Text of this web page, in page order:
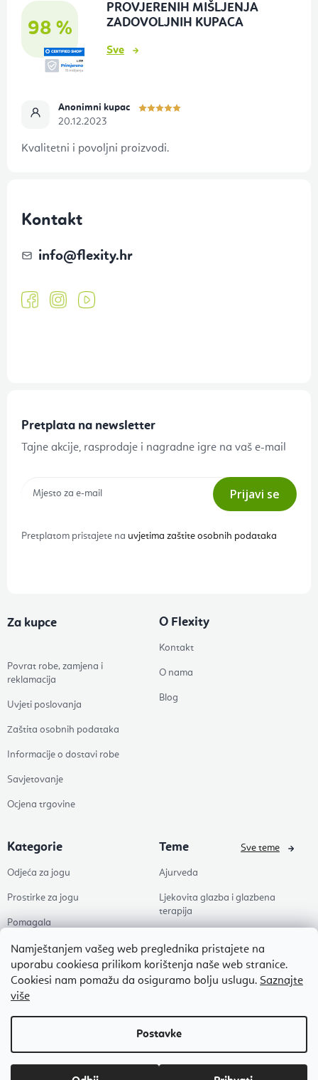
Namještanjem vašeg web preglednika pristajete na
uporabu cookiesa prilikom korištenja naše web stranice.
Cookiesi nam pomažu da osiguramo bolju uslugu. Saznajte
više
98 %
PROVJERENIH MIŠLJENJA
ZADOVOLJNIH KUPACA
Sve
Anonimni kupac
20.12.2023
Kvalitetni i povoljni proizvodi.
Kontakt
info@flexity.hr
Pretplata na newsletter
Tajne akcije, rasprodaje i nagradne igre na vaš e-mail
Prijavi se
Pretplatom pristajete na uvjetima zaštite osobnih podataka
Za kupce
Povrat robe, zamjena i
reklamacija
Uvjeti poslovanja
Zaštita osobnih podataka
Informacije o dostavi robe
Savjetovanje
Ocjena trgovine
O Flexity
Kontakt
O nama
Blog
Kategorie
Odjeća za jogu
Prostirke za jogu
Pomagala
Zdravlje
Dodaci
Popusti
Teme
Ajurveda
Ljekovita glazba i glazbena
terapija
Pilates
Zen
Sve teme
Izradio Shoptet Premium
. Sva prava pridržana.